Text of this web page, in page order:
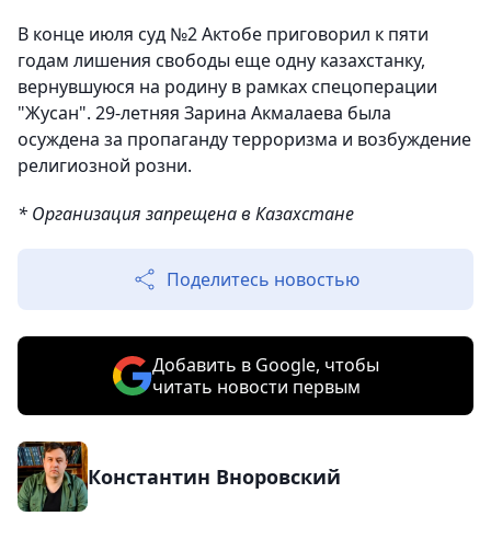
В конце июля суд №2 Актобе приговорил к пяти
годам лишения свободы еще одну казахстанку,
вернувшуюся на родину в рамках спецоперации
"Жусан". 29-летняя Зарина Акмалаева была
осуждена за пропаганду терроризма и возбуждение
религиозной розни.
* Организация запрещена в Казахстане
Поделитесь новостью
Добавить в Google, чтобы
читать новости первым
Константин Вноровский